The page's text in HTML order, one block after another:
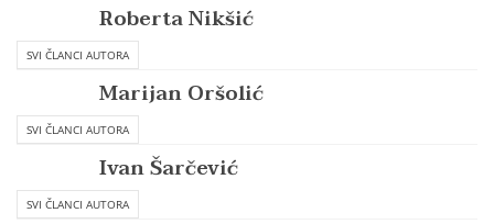
Roberta Nikšić
SVI ČLANCI AUTORA
Marijan Oršolić
SVI ČLANCI AUTORA
Ivan Šarčević
SVI ČLANCI AUTORA